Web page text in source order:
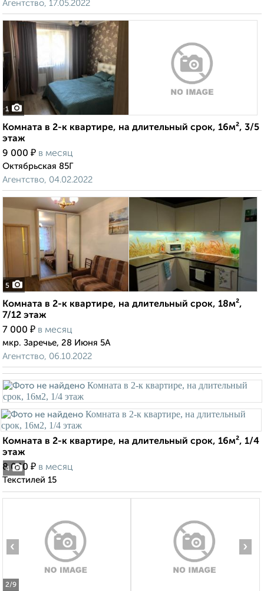
Агентство, 17.05.2022
1
Комната в 2-к квартире, на длительный срок, 16м², 3/5
этаж
9 000 ₽ в месяц
Октябрьская 85Г
Агентство, 04.02.2022
5
Комната в 2-к квартире, на длительный срок, 18м²,
7/12 этаж
7 000 ₽ в месяц
мкр. Заречье, 28 Июня 5А
Агентство, 06.10.2022
4
Комната в 2-к квартире, на длительный срок, 16м², 1/4
этаж
8 000 ₽ в месяц
Текстилей 15
2/9
‹ ›